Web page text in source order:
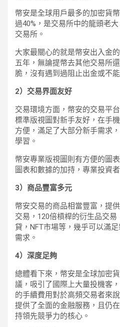
幣安是全球用戶最多的加密貨
過40%，是交易所中的龍頭老
交易所。
大家最關心的就是幣安出入金
五年，無論提幣去其他交易所
脆，沒有遇到過阻止出金或不
2）交易界面友好
交易環境方面，幣安的交易平
標準版視圖對新手友好，在手
方便，滿足了大部分新手需求
學習。
幣安專業版視圖則有方便的圖
圖表和數據的加持，專業投資
3）商品豐富多元
幣安交易的商品相當豐富，提
交易，120倍槓桿的衍生品交
貸，NFT市場等，幾乎可以滿
需求。
4）深度足夠
總體看下來，幣安是全球加密
議，吸引了國際上大量投機客
的手續費用對於高頻交易者來
提供了全面的金融服務，且仍
持領先競爭力的核心。